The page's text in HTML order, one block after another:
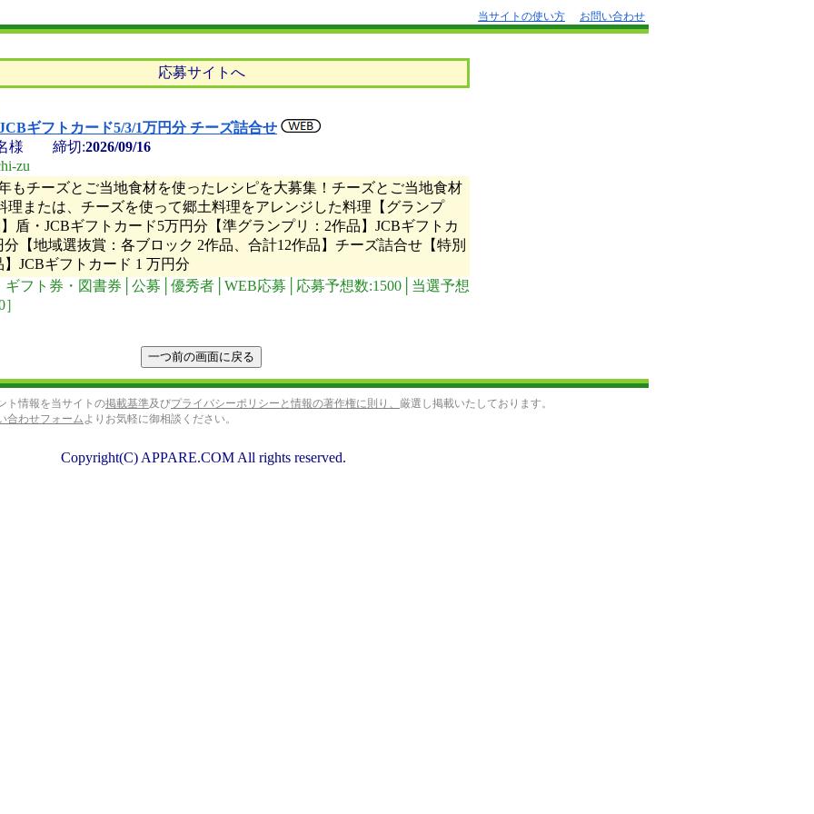
当サイトの使い方 お問い合わせ
応募サイトへ
ギフトカード5/3/1万円分 チーズ詰合せ
様 締切:2026/09/16
zu
もチーズとご当地食材を使ったレシピを大募集！チーズとご当地食材
理または、チーズを使って郷土料理をアレンジした料理【グランプ
盾・JCBギフトカード5万円分【準グランプリ：2作品】JCBギフトカ
分【地域選抜賞：各ブロック 2作品、合計12作品】チーズ詰合せ【特別
】JCBギフトカード 1 万円分
ギフト券・図書券│公募│優秀者│WEB応募│応募予想数:1500│当選予想
ト情報を当サイトの掲載基準及びプライバシーポリシーと情報の著作権に則り、 厳選し掲載いたしております。
合わせフォームよりお気軽に御相談ください。
Copyright(C) APPARE.COM All rights reserved.